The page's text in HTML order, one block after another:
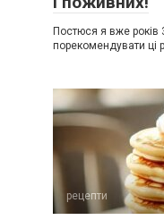
Постюся я вже років
порекомендувати ці
рецепти